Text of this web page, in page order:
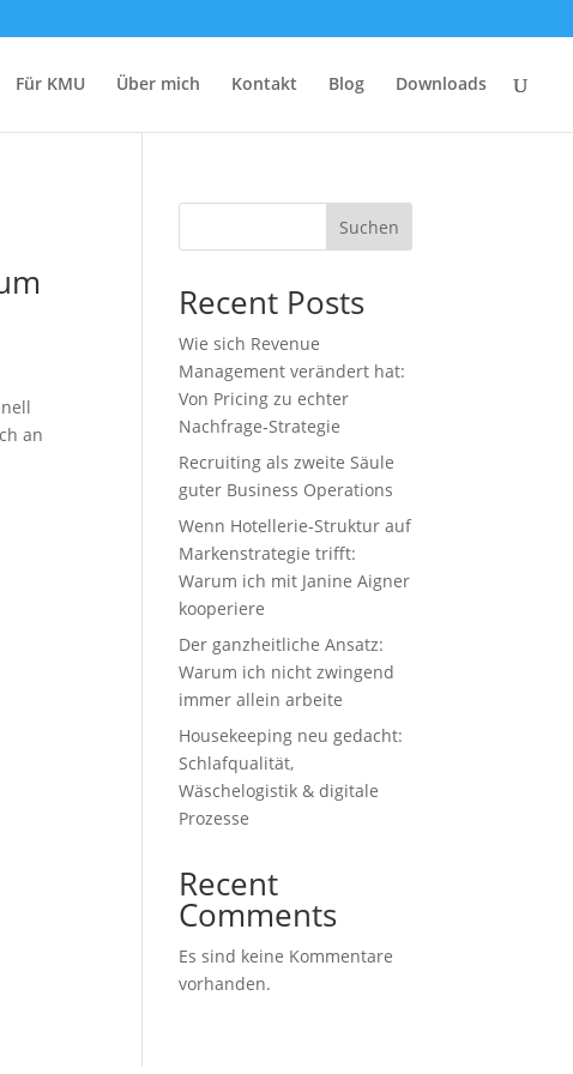
Für KMU Über mich Kontakt Blog Downloads
an
Suchen
Recent Posts
Wie sich Revenue
Management verändert hat:
Von Pricing zu echter
Nachfrage‑Strategie
Recruiting als zweite Säule
guter Business Operations
Wenn Hotellerie‑Struktur auf
Markenstrategie trifft:
Warum ich mit Janine Aigner
kooperiere
Der ganzheitliche Ansatz:
Warum ich nicht zwingend
immer allein arbeite
Housekeeping neu gedacht:
Schlafqualität,
Wäschelogistik & digitale
Prozesse
Recent
Comments
Es sind keine Kommentare
vorhanden.